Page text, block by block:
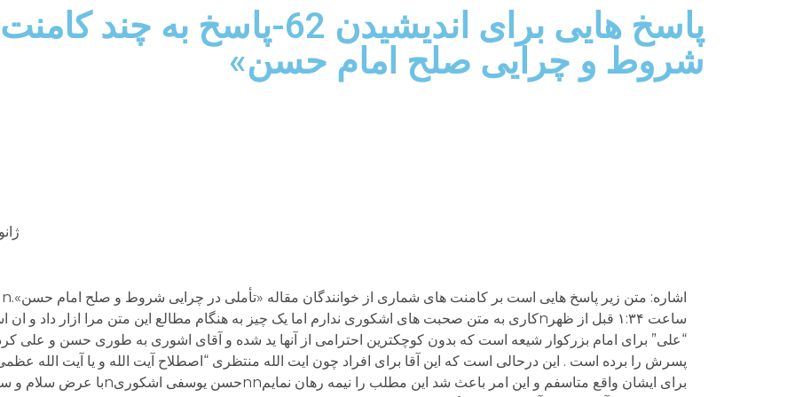
پاسخ هایی برای اندیشیدن 62-پاسخ
شروط و چرایی صلح امام حسن»